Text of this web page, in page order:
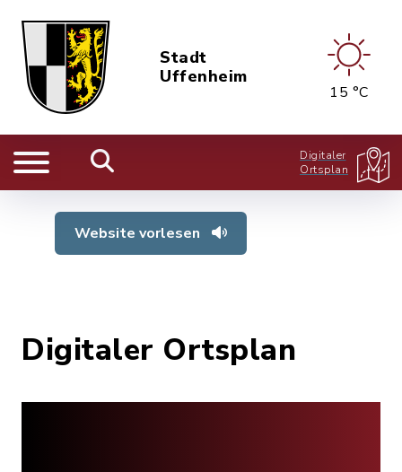
Stadt
Uffenheim
15 °C
Digitaler
Ortsplan
Website vorlesen
Digitaler Ortsplan